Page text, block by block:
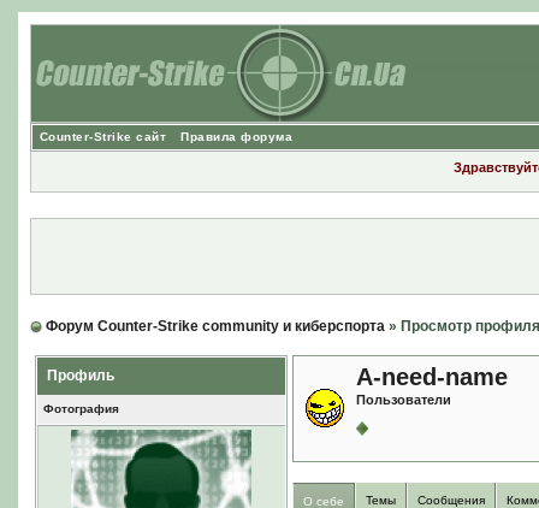
Counter-Strike сайт Правила форума
Форум Counter-Strike community и киберспорта» Просмотр профиля
Профиль
Фотография
A-need-name
Пользователи
О себе Темы Сообщения